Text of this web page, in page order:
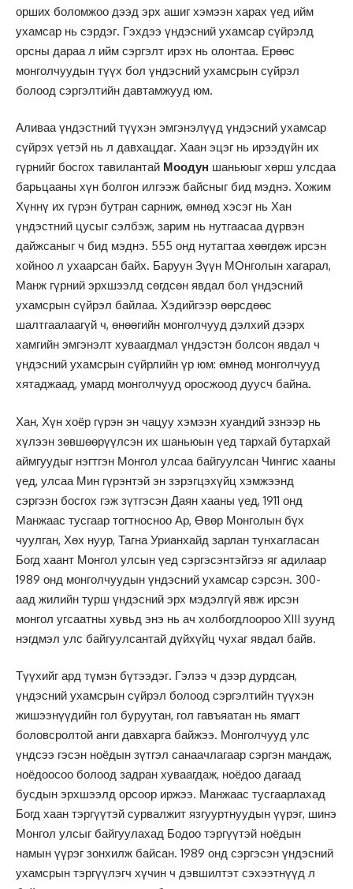
орших боломжоо дээд эрх ашиг хэмээн харах үед ийм
ухамсар нь сэрдэг. Гэхдээ үндэсний ухамсар сүйрэлд
орсны дараа л ийм сэргэлт ирэх нь олонтаа. Ерөөс
монголчуудын түүх бол үндэсний ухамсрын сүйрэл
болоод сэргэлтийн давтамжууд юм.
Аливаа үндэстний түүхэн эмгэнэлүүд үндэсний ухамсар
сүйрэх үетэй нь л давхацдаг. Хаан эцэг нь ирээдүйн их
гүрнийг босгох тавилантай Моодун шаньюыг хөрш улсдаа
барьцааны хүн болгон илгээж байсныг бид мэднэ. Хожим
Хүннү их гүрэн бутран сарниж, өмнөд хэсэг нь Хан
үндэстний цусыг сэлбэж, зарим нь нутгаасаа дүрвэн
дайжсаныг ч бид мэднэ. 555 онд нутагтаа хөөгдөж ирсэн
хойноо л ухаарсан байх. Баруун Зүүн МОнголын хагарал,
Манж гүрний эрхшээлд сөгдсөн явдал бол үндэсний
ухамсрын сүйрэл байлаа. Хэдийгээр өөрсдөөс
шалтгаалаагүй ч, өнөөгийн монголчууд дэлхий дээрх
хамгийн эмгэнэлт хуваагдмал үндэстэн болсон явдал ч
үндэсний ухамсрын сүйрлийн үр юм: өмнөд монголчууд
хятаджаад, умард монголчууд оросжоод дуусч байна.
Хан, Хүн хоёр гүрэн эн чацуу хэмээн хуандий эзнээр нь
хүлээн зөвшөөрүүлсэн их шаньюын үед тархай бутархай
аймгуудыг нэгтгэн Монгол улсаа байгуулсан Чингис хааны
үед, улсаа Мин гүрэнтэй эн зэрэгцэхүйц хэмжээнд
сэргээн босгох гэж зүтгэсэн Даян хааны үед, 1911 онд
Манжаас тусгаар тогтносноо Ар, Өвөр Монголын бүх
чуулган, Хөх нуур, Тагна Урианхайд зарлан тунхагласан
Богд хаант Монгол улсын үед сэргэсэнтэйгээ яг адилаар
1989 онд монголчуудын үндэсний ухамсар сэрсэн. 300-
аад жилийн турш үндэсний эрх мэдэлгүй явж ирсэн
монгол угсаатны хувьд энэ нь ач холбогдлоороо XIII зуунд
нэгдмэл улс байгуулсантай дүйхүйц чухаг явдал байв.
Түүхийг ард түмэн бүтээдэг. Гэлээ ч дээр дурдсан,
үндэсний ухамсрын сүйрэл болоод сэргэлтийн түүхэн
жишээнүүдийн гол буруутан, гол гавъяатан нь ямагт
боловсролтой анги давхарга байжээ. Монголчууд улс
үндсээ гэсэн ноёдын зүтгэл санаачлагаар сэргэн мандаж,
ноёдоосоо болоод задран хуваагдаж, ноёдоо дагаад
бусдын эрхшээлд орсоор иржээ. Манжаас тусгаарлахад
Богд хаан тэргүүтэй сурвалжит язгууртнуудын үүрэг, шинэ
Монгол улсыг байгуулахад Бодоо тэргүүтэй ноёдын
намын үүрэг зонхилж байсан. 1989 онд сэргэсэн үндэсний
ухамсрын тэргүүлэгч хүчин ч дэвшилтэт сэхээтнүүд л